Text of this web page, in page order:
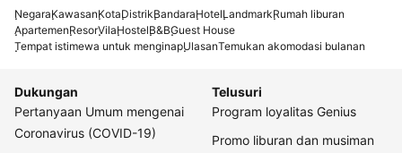
NegaraKawasanKotaDistrikBandaraHotelLandmarkRumah liburan
ApartemenResorVilaHostelB&BGuest House
Tempat istimewa untuk menginapUlasanTemukan akomodasi bulanan
Dukungan
Pertanyaan Umum mengenai
Coronavirus (COVID-19)
Telusuri
Program loyalitas Genius
Promo liburan dan musiman